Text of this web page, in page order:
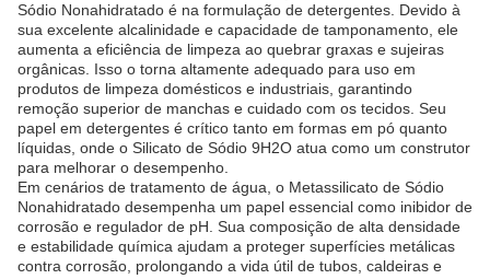
Sódio Nonahidratado é na formulação de detergentes. Devido à
sua excelente alcalinidade e capacidade de tamponamento, ele
aumenta a eficiência de limpeza ao quebrar graxas e sujeiras
orgânicas. Isso o torna altamente adequado para uso em
produtos de limpeza domésticos e industriais, garantindo
remoção superior de manchas e cuidado com os tecidos. Seu
papel em detergentes é crítico tanto em formas em pó quanto
líquidas, onde o Silicato de Sódio 9H2O atua como um construtor
para melhorar o desempenho.
Em cenários de tratamento de água, o Metassilicato de Sódio
Nonahidratado desempenha um papel essencial como inibidor de
corrosão e regulador de pH. Sua composição de alta densidade
e estabilidade química ajudam a proteger superfícies metálicas
contra corrosão, prolongando a vida útil de tubos, caldeiras e